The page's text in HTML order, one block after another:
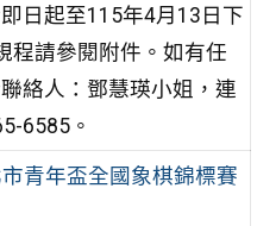
日起至115年4月13日下
程請參閱附件。如有任
絡人：鄧慧瑛小姐，連
6585。
青年盃全國象棋錦標賽